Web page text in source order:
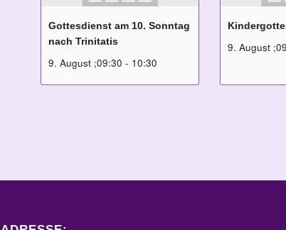
Gottesdienst am 10. Sonntag
nach Trinitatis
9. August ;09:30 - 10:30
9. August